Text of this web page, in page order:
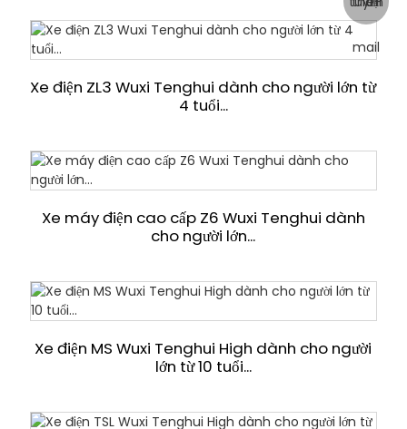
Xe điện ZL3 Wuxi Tenghui dành cho người lớn từ
4 tuổi...
Xe máy điện cao cấp Z6 Wuxi Tenghui dành
cho người lớn...
Xe điện MS Wuxi Tenghui High dành cho người
lớn từ 10 tuổi...